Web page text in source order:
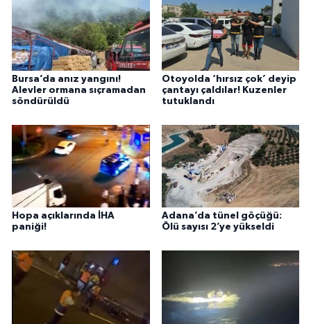
Bursa’da anız yangını!
Alevler ormana sıçramadan
söndürüldü
Otoyolda ‘hırsız çok’ deyip
çantayı çaldılar! Kuzenler
tutuklandı
Hopa açıklarında İHA
paniği!
Adana’da tünel göçüğü:
Ölü sayısı 2’ye yükseldi